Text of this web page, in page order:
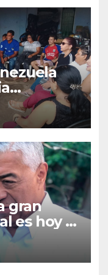
de
gran
es hoy la